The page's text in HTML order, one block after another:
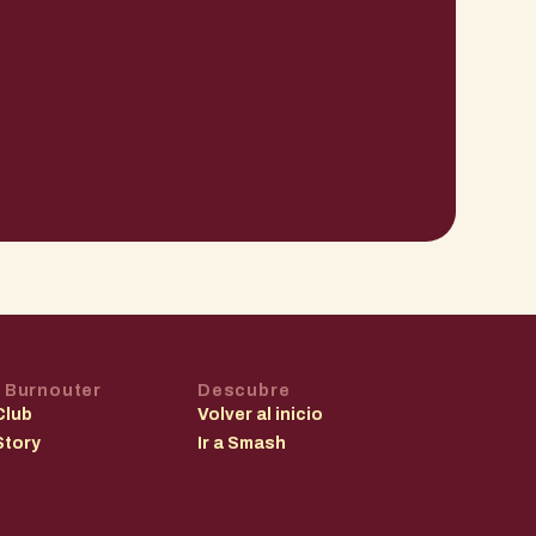
Burnouter
Descubre
Volver al inicio
Ir a Smash